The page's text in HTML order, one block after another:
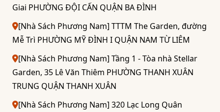
Giai PHƯỜNG ĐỘI CẤN QUẬN BA ĐÌNH
[Nhà Sách Phương Nam] TTTM The Garden, đường
Mễ Trì PHƯỜNG MỸ ĐÌNH I QUẬN NAM TỪ LIÊM
[Nhà Sách Phương Nam] Tầng 1 - Tòa nhà Stellar
Garden, 35 Lê Văn Thiêm PHƯỜNG THANH XUÂN
TRUNG QUẬN THANH XUÂN
[Nhà Sách Phương Nam] 320 Lạc Long Quân